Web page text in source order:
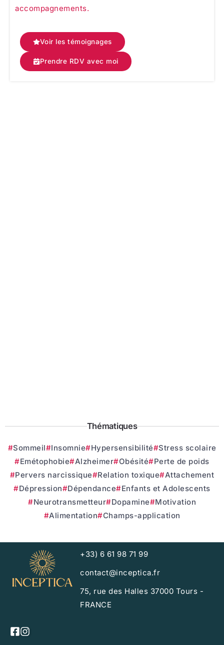
accompagnements.
Voir les témoignages
Prendre RDV avec moi
Thématiques
Sommeil Insomnie Hypersensibilité
Stress scolaire
Emétophobie Alzheimer Obésité
Perte de poids
Pervers narcissique
Relation toxique Attachement
Dépression
Dépendance
Enfants et Adolescents
Neurotransmetteur
Dopamine
Motivation
Alimentation
Champs-application
+33) 6 61 98 71 99
contact@inceptica.fr
75, rue des Halles 37000 Tours -
FRANCE